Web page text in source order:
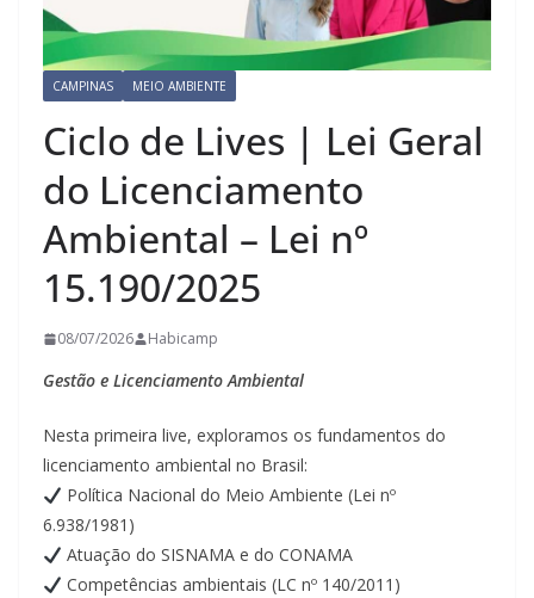
CAMPINAS MEIO AMBIENTE
Ciclo de Lives | Lei Geral
do Licenciamento
Ambiental – Lei nº
15.190/2025
08/07/2026 Habicamp
Gestão e Licenciamento Ambiental
Nesta primeira live, exploramos os fundamentos do
licenciamento ambiental no Brasil:
Política Nacional do Meio Ambiente (Lei nº
6.938/1981)
Atuação do SISNAMA e do CONAMA
Competências ambientais (LC nº 140/2011)